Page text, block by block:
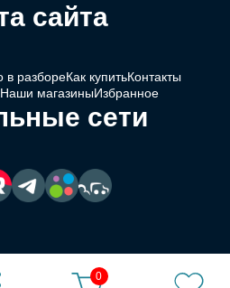
0
сайта
в разбореКак купитьКонтакты
Наши магазиныИзбранное
сети